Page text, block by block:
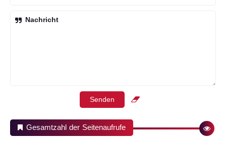
Nachricht
Gesamtzahl der Seitenaufrufe